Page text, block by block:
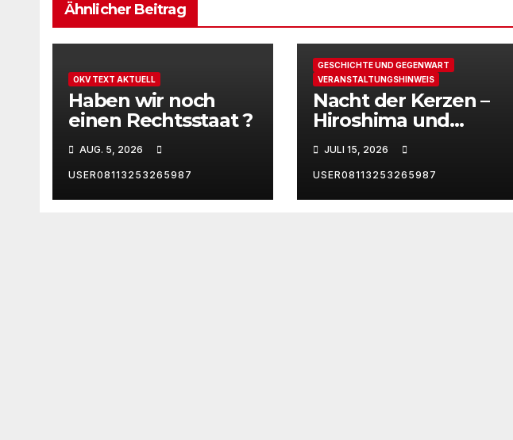
Ähnlicher Beitrag
OKV TEXT AKTUELL
Haben wir noch
einen Rechtsstaat ?
AUG. 5, 2026
USER08113253265987
GESCHICHTE UND GEGENWART
VERANSTALTUNGSHINWEIS
Nacht der Kerzen –
Hiroshima und
Nagasaki
JULI 15, 2026
USER08113253265987